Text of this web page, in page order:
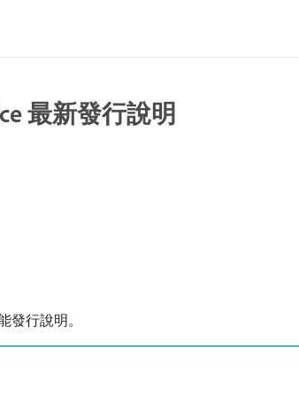
最新發行說明
發行說明。